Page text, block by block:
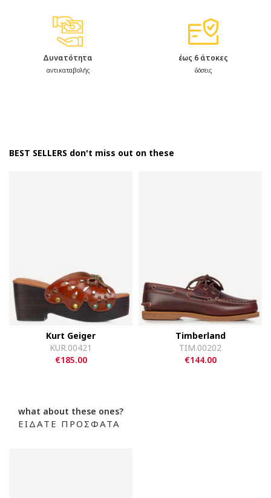
Δυνατότητα
αντικαταβολής
έως 6 άτοκες
δόσεις
BEST SELLERS don't miss out on these
Kurt Geiger
KUR.00421
€185.00
Timberland
TIM.00202
€144.00
what about these ones?
ΕΙΔΑΤΕ ΠΡΟΣΦΑΤΑ